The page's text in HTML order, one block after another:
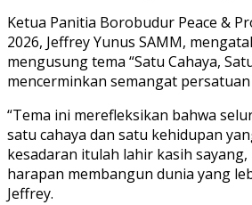
Ketua Panitia Borobudur Peace &
2026, Jeffrey Yunus SAMM,
mengusung tema “Satu Cahaya,
mencerminkan semangat
“Tema ini merefleksikan bahwa
satu cahaya dan satu kehidupan
kesadaran itulah lahir kasih
harapan membangun dunia yang
Jeffrey.